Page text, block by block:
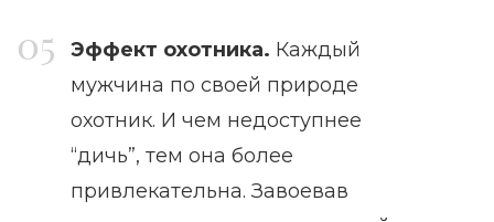
Эффект охотника. Каждый
мужчина по своей природе
охотник. И чем недоступнее
“дичь”, тем она более
привлекательна. Завоевав